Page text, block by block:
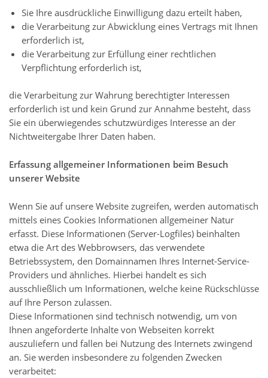
Sie Ihre ausdrückliche Einwilligung dazu erteilt haben,
die Verarbeitung zur Abwicklung eines Vertrags mit Ihnen
erforderlich ist,
die Verarbeitung zur Erfüllung einer rechtlichen
Verpflichtung erforderlich ist,
die Verarbeitung zur Wahrung berechtigter Interessen
erforderlich ist und kein Grund zur Annahme besteht, dass
Sie ein überwiegendes schutzwürdiges Interesse an der
Nichtweitergabe Ihrer Daten haben.
Erfassung allgemeiner Informationen beim Besuch
unserer Website
Wenn Sie auf unsere Website zugreifen, werden automatisch
mittels eines Cookies Informationen allgemeiner Natur
erfasst. Diese Informationen (Server-Logfiles) beinhalten
etwa die Art des Webbrowsers, das verwendete
Betriebssystem, den Domainnamen Ihres Internet-Service-
Providers und ähnliches. Hierbei handelt es sich
ausschließlich um Informationen, welche keine Rückschlüsse
auf Ihre Person zulassen.
Diese Informationen sind technisch notwendig, um von
Ihnen angeforderte Inhalte von Webseiten korrekt
auszuliefern und fallen bei Nutzung des Internets zwingend
an. Sie werden insbesondere zu folgenden Zwecken
verarbeitet: